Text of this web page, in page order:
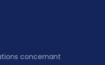
concernant